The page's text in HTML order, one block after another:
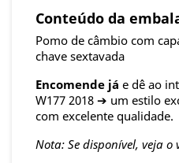
Conteúdo da
Pomo de câmbio com
chave sextavada
Encomende já e dê ao
W177 2018 ➔ um estilo
com excelente qualidade.
Nota: Se disponível, veja o